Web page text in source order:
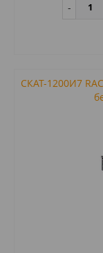
СКАТ-1200И7